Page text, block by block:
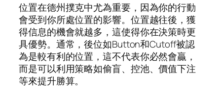
位置在德州撲克中尤為重要，因為你的行動
會受到你所處位置的影響。位置越往後，獲
得信息的機會就越多，這使得你在決策時更
具優勢。通常，後位如Button和Cutoff被認
為是較有利的位置，這不代表你必然會贏，
而是可以利用策略如偷盲、控池、價值下注
等來提升勝算。